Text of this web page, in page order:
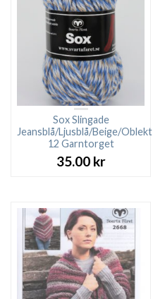
Sox Slingade
Jeansblå/Ljusblå/Beige/Oblekt
12 Garntorget
35.00 kr